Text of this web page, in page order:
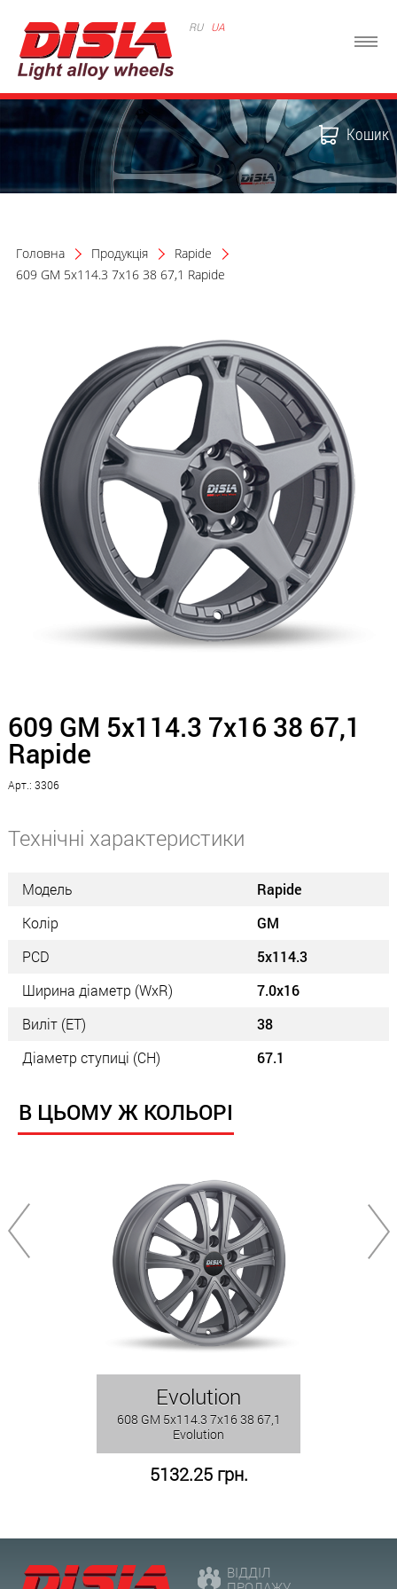
RU UA
Кошик
Головна Продукція
Rapide
609 GM 5x114.3 7x16 38 67,1 Rapide
609 GM 5x114.3 7x16 38 67,1
Rapide
Арт.: 3306
Технічні характеристики
Модель
Rapide
Колір
GM
PCD
5x114.3
Ширина діаметр (WxR)
7.0x16
Виліт (ET)
38
Діаметр ступиці (СН)
67.1
В ЦЬОМУ Ж КОЛЬОРІ
Evolution
608 GM 5x114.3 7x16 38 67,1
Evolution
5132.25 грн.
ВІДДІЛ